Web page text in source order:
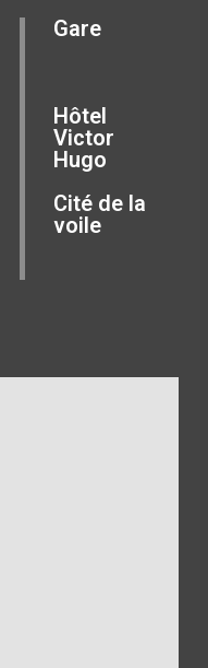
Gare
Hôtel
Victor
Hugo
Cité de la
voile